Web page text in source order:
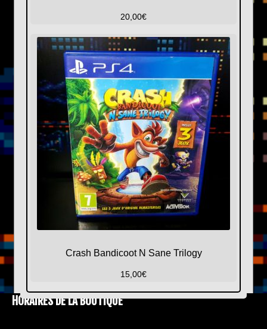
20,00€
Crash Bandicoot N Sane Trilogy
15,00€
HORAIRES DE LA BOUTIQUE